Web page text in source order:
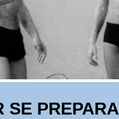
SE PREPARA